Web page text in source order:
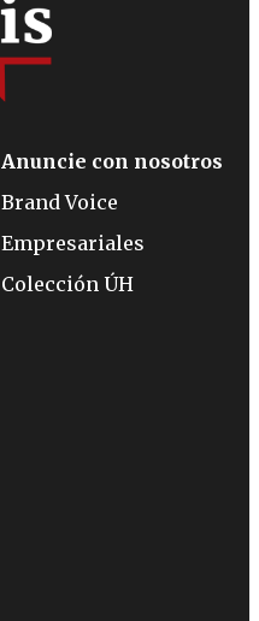
Anuncie con nosotros
Brand Voice
Empresariales
Colección ÚH